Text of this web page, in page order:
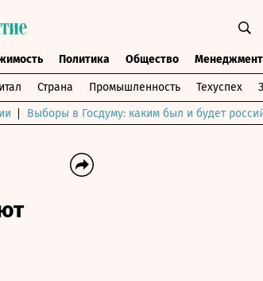
Политика Общество Менеджмент
Страна Промышленность Техуспех
Выборы в Госдуму: каким был и будет